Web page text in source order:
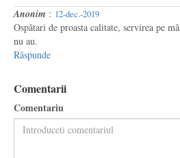
Anonim : 12-dec.-2019
Ospătari de proasta calitate, servirea pe
nu au.
Răspunde
Comentarii
Comentariu